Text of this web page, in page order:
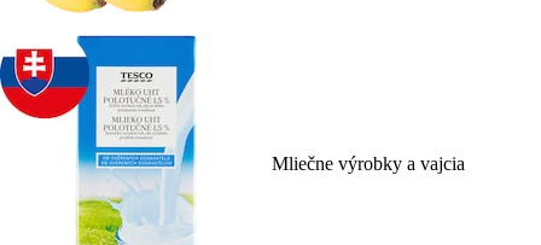
Mliečne výrobky a vajcia